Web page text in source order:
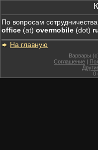
По вопросам
office (at) overmobile (dot)
На главную
Варвары
Соглашение |
0